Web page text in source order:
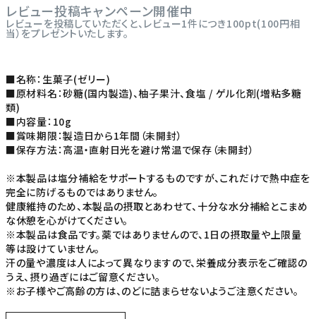
レビュー投稿キャンペーン開催中
レビューを投稿していただくと、レビュー1件につき100pt(100円相
当）をプレゼントいたします。
■名称：生菓子(ゼリー)
■原材料名：砂糖(国内製造)、柚子果汁、食塩 / ゲル化剤(増粘多糖
類)
■内容量：10g
■賞味期限：製造日から1年間（未開封）
■保存方法：高温・直射日光を避け常温で保存（未開封）
※本製品は塩分補給をサポートするものですが、これだけで熱中症を
完全に防げるものではありません。
健康維持のため、本製品の摂取とあわせて、十分な水分補給とこまめ
な休憩を心がけてください。
※本製品は食品です。薬ではありませんので、1日の摂取量や上限量
等は設けていません。
汗の量や濃度は人によって異なりますので、栄養成分表示をご確認の
うえ、摂り過ぎにはご留意ください。
※お子様やご高齢の方は、のどに詰まらせないようご注意ください。